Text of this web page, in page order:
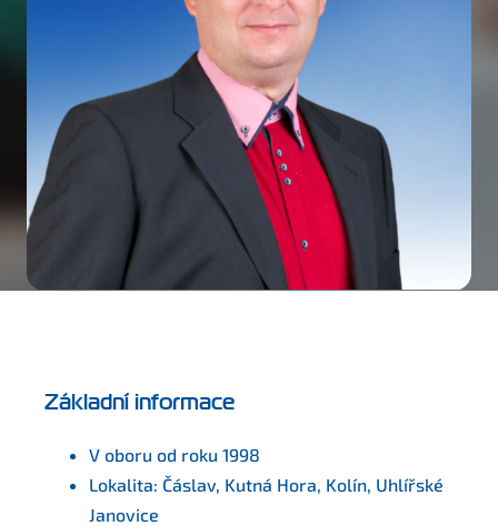
Základní informace
V oboru od roku 1998
Lokalita: Čáslav, Kutná Hora, Kolín, Uhlířské
Janovice